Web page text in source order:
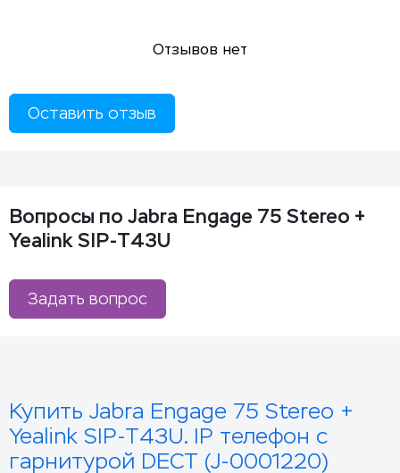
Отзывов нет
Оставить отзыв
Вопросы по Jabra Engage 75 Stereo +
Yealink SIP-T43U
Задать вопрос
Купить Jabra Engage 75 Stereo +
Yealink SIP-T43U. IP телефон с
гарнитурой DECT (J-0001220)